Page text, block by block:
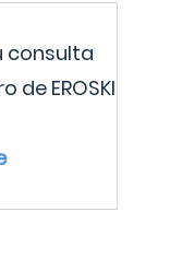
consulta
de EROSKI